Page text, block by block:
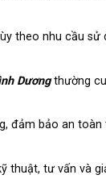
theo nhu cầu sử
Dươngthường
đảm bảo an
thuật, tư vấn và